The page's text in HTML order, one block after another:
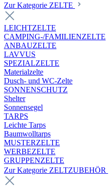
Zur Kategorie ZELTE
LEICHTZELTE
CAMPING-/FAMILIENZELTE
ANBAUZELTE
LAVVUS
SPEZIALZELTE
Materialzelte
Dusch- und WC-Zelte
SONNENSCHUTZ
Shelter
Sonnensegel
TARPS
Leichte Tarps
Baumwolltarps
MUSTERZELTE
WERBEZELTE
GRUPPENZELTE
Zur Kategorie ZELTZUBEHÖR